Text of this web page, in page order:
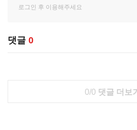
댓글 0
0/0 댓글 더보기